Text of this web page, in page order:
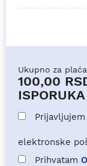
Ukupno za
100,00
ISPORUKA
elektronske
Prihvatam